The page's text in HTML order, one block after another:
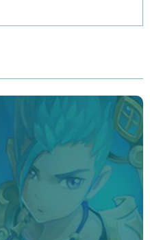
kontrolleri ile ünlüdür.
bu mükemmel bir
beş yeni avatar,
ve hata düzeltmeleri de
yepyeni bir içerikle
Dünyada giderek